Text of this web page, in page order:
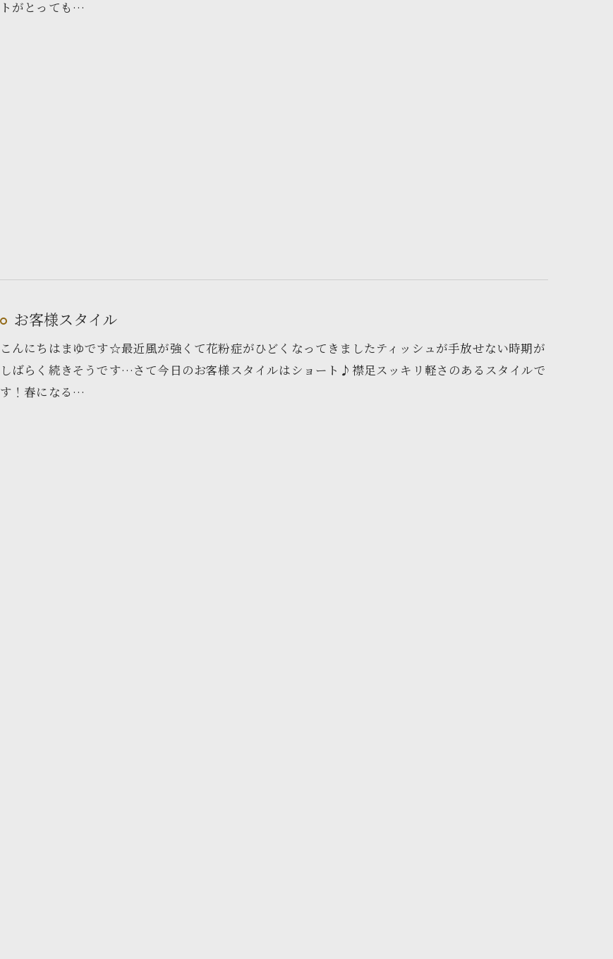
トがとっても…
お客様スタイル
こんにちはまゆです☆最近風が強くて花粉症がひどくなってきましたティッシュが手放せない時期が
しばらく続きそうです…さて今日のお客様スタイルはショート♪襟足スッキリ軽さのあるスタイルで
す！春になる…